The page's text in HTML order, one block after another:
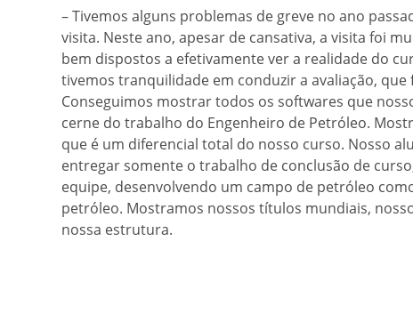
– Tivemos alguns problemas de greve no ano
visita. Neste ano, apesar de cansativa, a visita foi
bem dispostos a efetivamente ver a realidade do
tivemos tranquilidade em conduzir a avaliação,
Conseguimos mostrar todos os softwares que
cerne do trabalho do Engenheiro de Petróleo.
que é um diferencial total do nosso curso. Nosso
entregar somente o trabalho de conclusão de
equipe, desenvolvendo um campo de petróleo
petróleo. Mostramos nossos títulos mundiais,
nossa estrutura.